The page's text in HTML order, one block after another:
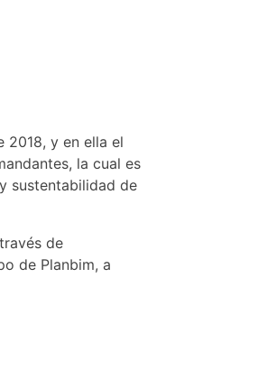
2018, y en ella el
la cual es
sustentabilidad de
de
de Planbim, a